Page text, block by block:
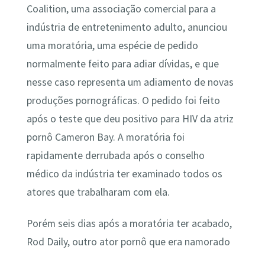
Coalition, uma associação comercial para a
indústria de entretenimento adulto, anunciou
uma moratória, uma espécie de pedido
normalmente feito para adiar dívidas, e que
nesse caso representa um adiamento de novas
produções pornográficas. O pedido foi feito
após o teste que deu positivo para HIV da atriz
pornô Cameron Bay. A moratória foi
rapidamente derrubada após o conselho
médico da indústria ter examinado todos os
atores que trabalharam com ela.
Porém seis dias após a moratória ter acabado,
Rod Daily, outro ator pornô que era namorado